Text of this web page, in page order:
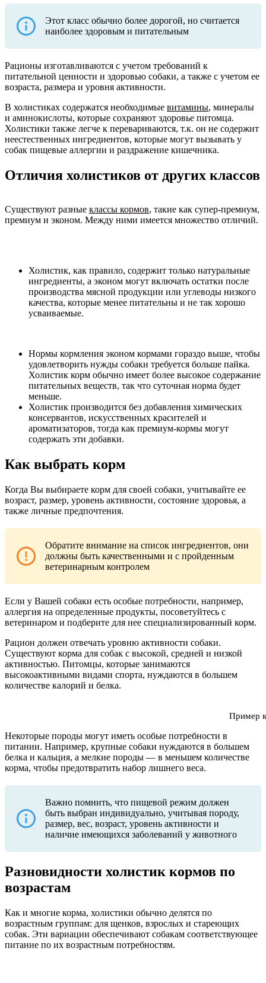
Этот класс обычно более дорогой, но считается
наиболее здоровым и питательным
Рационы изготавливаются с учетом требований к
питательной ценности и здоровью собаки, а также с учетом ее
возраста, размера и уровня активности.
В холистиках содержатся необходимые витамины, минералы
и аминокислоты, которые сохраняют здоровье питомца.
Холистики также легче к перевариваются, т.к. он не содержит
неестественных ингредиентов, которые могут вызывать у
собак пищевые аллергии и раздражение кишечника.
Отличия холистиков от других классов
Существуют разные классы кормов, такие как супер-премиум,
премиум и эконом. Между ними имеется множество отличий.
Холистик, как правило, содержит только натуральные
ингредиенты, а эконом могут включать остатки после
производства мясной продукции или углеводы низкого
качества, которые менее питательны и не так хорошо
усваиваемые.
Нормы кормления эконом кормами гораздо выше, чтобы
удовлетворить нужды собаки требуется больше пайка.
Холистик корм обычно имеет более высокое содержание
питательных веществ, так что суточная норма будет
меньше.
Холистик производится без добавления химических
консервантов, искусственных красителей и
ароматизаторов, тогда как премиум-кормы могут
содержать эти добавки.
Как выбрать корм
Когда Вы выбираете корм для своей собаки, учитывайте ее
возраст, размер, уровень активности, состояние здоровья, а
также личные предпочтения.
Обратите внимание на список ингредиентов, они
должны быть качественными и с пройденным
ветеринарным контролем
Если у Вашей собаки есть особые потребности, например,
аллергия на определенные продукты, посоветуйтесь с
ветеринаром и подберите для нее специализированный корм.
Рацион должен отвечать уровню активности собаки.
Существуют корма для собак с высокой, средней и низкой
активностью. Питомцы, которые занимаются
высокоактивными видами спорта, нуждаются в большем
количестве калорий и белка.
Пример
Некоторые породы могут иметь особые потребности в
питании. Например, крупные собаки нуждаются в большем
белка и кальция, а мелкие породы — в меньшем количестве
корма, чтобы предотвратить набор лишнего веса.
Важно помнить, что пищевой режим должен
быть выбран индивидуально, учитывая породу,
размер, вес, возраст, уровень активности и
наличие имеющихся заболеваний у животного
Разновидности холистик кормов по
возрастам
Как и многие корма, холистики обычно делятся по
возрастным группам: для щенков, взрослых и стареющих
собак. Эти вариации обеспечивают собакам соответствующее
питание по их возрастным потребностям.